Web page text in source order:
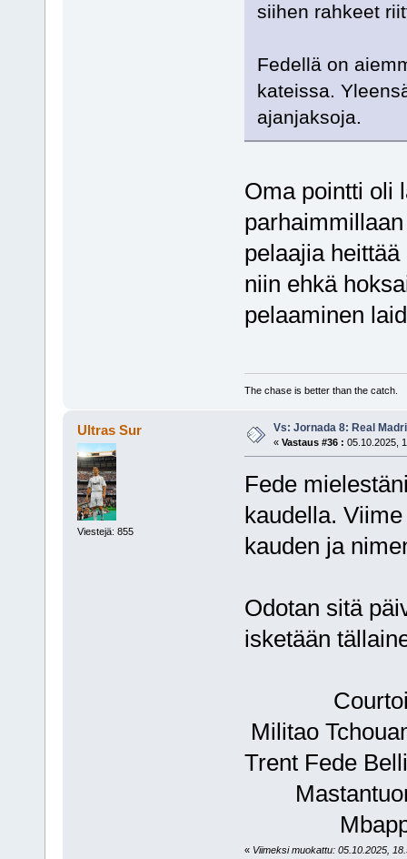
siihen rahkeet
Fedellä on
kateissa.
ajanjaksoja.
Oma pointti oli
pelaajia
niin ehkä
pelaaminen
The chase is better than the catch.
Ultras Sur
Viestejä: 855
Vs: Jornada 8: Real
« Vastaus #36 : 05.10.2025,
Fede
kaudella.
kauden ja
Odotan sitä
isketään
Militao
Trent Fede
« Viimeksi muokattu: 05.10.2025,